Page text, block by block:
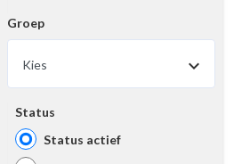
Groep
Kies
Status
Status actief